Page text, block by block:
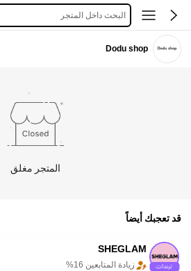
البحث داخل المتجر
Dodu shop
المتجر مغلق
قد تعجبك أيضاً
SHEGLAM
زيادة المتابعين 16%
المتجر به عناصر جديدة